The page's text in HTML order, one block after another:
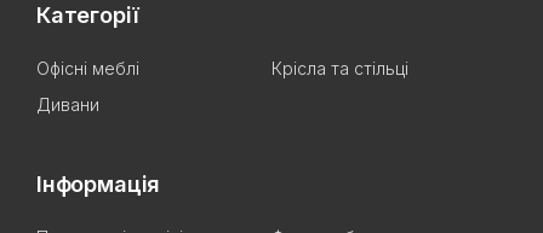
Категорії
Офісні меблі
Крісла та стільці
Дивани
Інформація